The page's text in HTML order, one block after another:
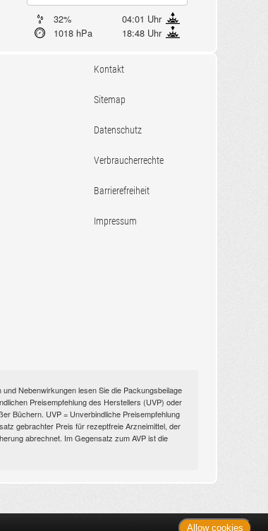
32%
04:01 Uhr
1018 hPa
18:48 Uhr
Kontakt
Sitemap
Datenschutz
Verbraucherrechte
Barrierefreiheit
Impressum
Nebenwirkungen lesen Sie die Packungsbeilage
Preisempfehlung des Herstellers (UVP) oder
Büchern. UVP = Unverbindliche Preisempfehlung
gebrachter Preis für rezeptfreie Arzneimittel, der
abrechnet. Im Gegensatz zum AVP ist die
Allow cookies